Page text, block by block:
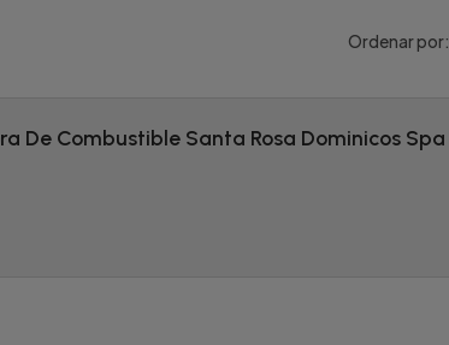
Ordenar por:
De Combustible Santa Rosa Dominicos Spa